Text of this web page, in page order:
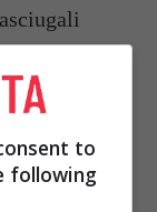
con
le
in un
to
following